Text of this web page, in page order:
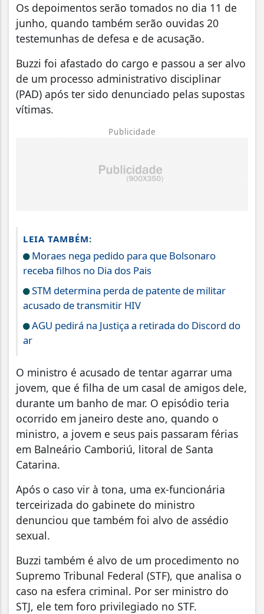
Os depoimentos serão tomados no dia 11 de
junho, quando também serão ouvidas 20
testemunhas de defesa e de acusação.
Buzzi foi afastado do cargo e passou a ser alvo
de um processo administrativo disciplinar
(PAD) após ter sido denunciado pelas supostas
vítimas.
Publicidade
LEIA TAMBÉM:
Moraes nega pedido para que Bolsonaro
receba filhos no Dia dos Pais
STM determina perda de patente de militar
acusado de transmitir HIV
AGU pedirá na Justiça a retirada do Discord do
ar
O ministro é acusado de tentar agarrar uma
jovem, que é filha de um casal de amigos dele,
durante um banho de mar. O episódio teria
ocorrido em janeiro deste ano, quando o
ministro, a jovem e seus pais passaram férias
em Balneário Camboriú, litoral de Santa
Catarina.
Após o caso vir à tona, uma ex-funcionária
terceirizada do gabinete do ministro
denunciou que também foi alvo de assédio
sexual.
Buzzi também é alvo de um procedimento no
Supremo Tribunal Federal (STF), que analisa o
caso na esfera criminal. Por ser ministro do
STJ, ele tem foro privilegiado no STF.